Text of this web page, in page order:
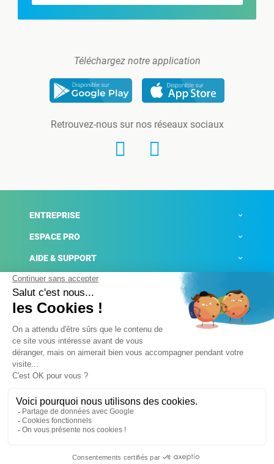
Téléchargez notre application
Retrouvez-nous sur nos réseaux sociaux
ENTREPRISE
ESPACE PRO
AIDE & SUPPORT
ACTUALITÉS
Mentions légales
Conditions générales de ventes
Plateforme de signalement